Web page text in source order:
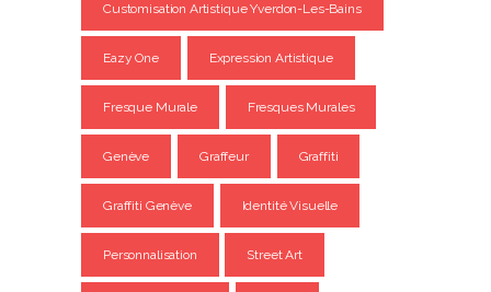
Customisation Artistique Yverdon-Les-Bains
Eazy One Expression Artistique
Fresque Murale Fresques Murales
Genève Graffeur Graffiti
Graffiti Genève Identité Visuelle
Personnalisation Street Art